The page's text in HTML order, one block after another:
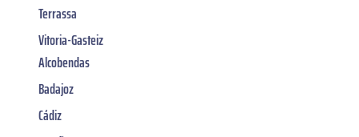
Terrassa
Vitoria-Gasteiz
Alcobendas
Badajoz
Cádiz